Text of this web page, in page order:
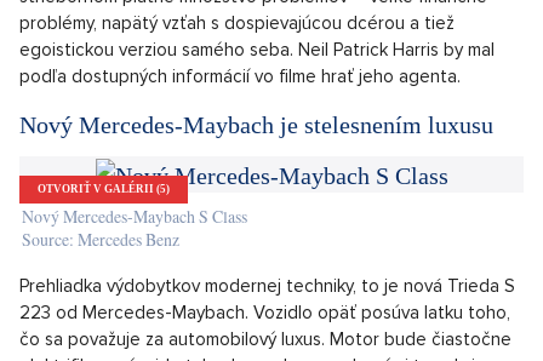
Americký herec Neil Patrick Harris
Source: Profimedia.cz
Štyridsaťsedemročný herec, ktorý sa najviac preslávil rolou
Barneyho Stinsona v seriáli Ako som stretol vašu matku, je
novou hviezdnou posilou chystanej snímky The Unbearable
Weight Of Massive Talent. Ten má plánovanú premiéru na
budúci rok a jeho hlavným protagonistom je Nicolas Cage,
ktorý hrá sám seba. Film, ktorý je zatiaľ charakterizovaný ako
komédia/dráma, sa týka jeho snahy získať rolu v novom
kasovom trháku Quentina Tarantina. Cage bude mať na
striebornom plátne množstvo problémov – veľké finančné
problémy, napätý vzťah s dospievajúcou dcérou a tiež
egoistickou verziou samého seba. Neil Patrick Harris by mal